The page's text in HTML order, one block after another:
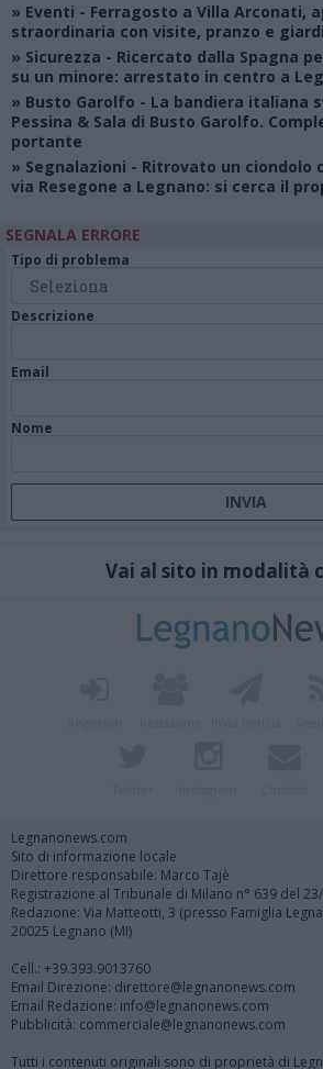
» Eventi - Ferragosto a Villa Arconati,
straordinaria con visite, pranzo e
» Sicurezza - Ricercato dalla Spagna
su un minore: arrestato in centro a
» Busto Garolfo - La bandiera italiana
Pessina & Sala di Busto Garolfo.
portante
» Segnalazioni - Ritrovato un ciondolo
via Resegone a Legnano: si cerca il
SEGNALA ERRORE
Tipo di problema
Descrizione
Email
Nome
Vai al sito in modalità
Legnanonews.com
Sito di informazione locale
Direttore responsabile: Marco Tajè
Registrazione al Tribunale di Milano n° 639 del
Redazione: Via Matteotti, 3 (presso Famiglia
20025 Legnano (MI)
Cell.: +39.393.9013760
Email Direzione: direttore@legnanonews.com
Email Redazione: info@legnanonews.com
Pubblicità: commerciale@legnanonews.com
Tutti i contenuti originali sono di proprietà di